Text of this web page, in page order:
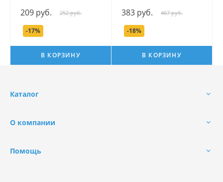
209 руб. 252 руб.
-17%
В КОРЗИНУ
banda Panda, 500 мл.
383 руб. 467 руб.
-18%
В КОРЗИНУ
Каталог
О компании
Помощь